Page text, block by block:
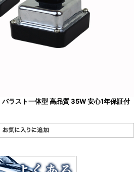
ラスト一体型 高品質 35W 安心1年保証付